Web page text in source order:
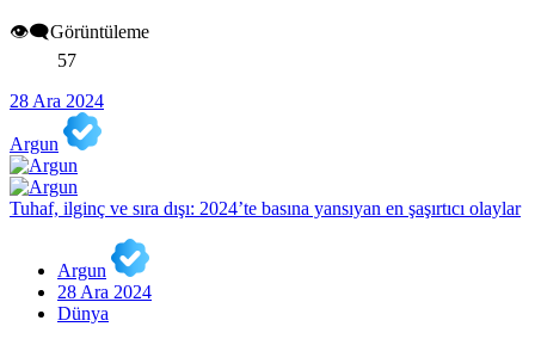
👁️‍🗨️Görüntüleme
57
28 Ara 2024
Argun
Tuhaf, ilginç ve sıra dışı: 2024’te basına yansıyan en şaşırtıcı olaylar
Argun
28 Ara 2024
Dünya